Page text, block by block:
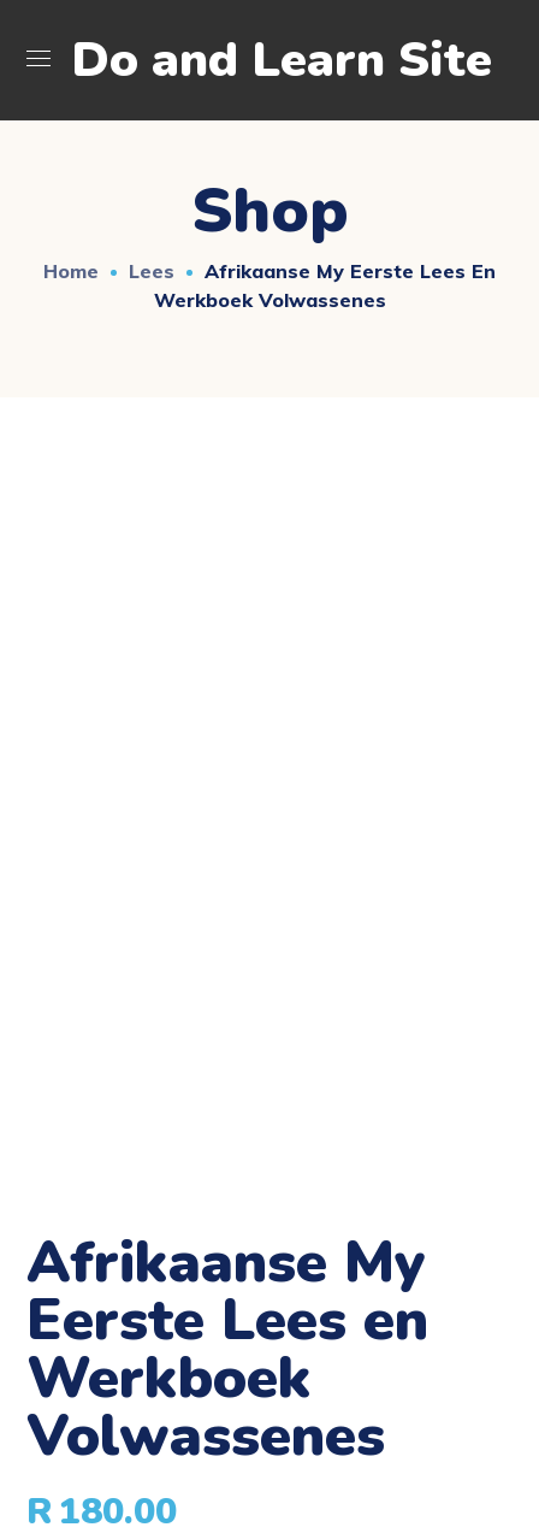
Do and Learn Site
Shop
Home Lees
Afrikaanse My Eerste Lees En
Werkboek Volwassenes
Afrikaanse My
Eerste Lees en
Werkboek
Volwassenes
R180.00